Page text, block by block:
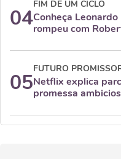
04
FIM DE UM CICLO
Conheça
rompeu com
05
FUTURO
Netflix explica
promessa